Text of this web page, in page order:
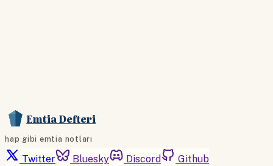
Emtia Defteri
hap gibi emtia notları
Twitter Bluesky Discord
Github